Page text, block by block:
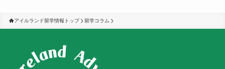
アイルランド留学情報トップ 留学コラム